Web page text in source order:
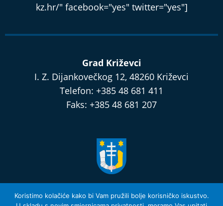
kz.hr/" facebook="yes" twitter="yes"]
Grad Križevci
I. Z. Dijankovečkog 12, 48260 Križevci
Telefon: +385 48 681 411
Faks: +385 48 681 207
razvijamo.krizevci.hr
Koristimo kolačiće kako bi Vam pružili bolje korisničko iskustvo.